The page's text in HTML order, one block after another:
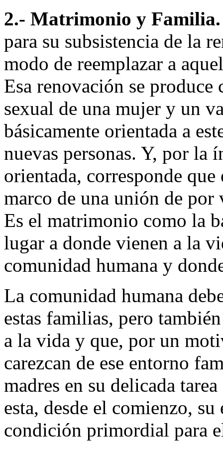
2.- Matrimonio y
para su subsistencia de la
modo de reemplazar a
Esa renovación se
sexual de una mujer y un
básicamente orientada a
nuevas personas. Y, por la
orientada, corresponde
marco de una unión de por
Es el matrimonio como la
lugar a donde vienen a la
comunidad humana y
La comunidad humana
estas familias, pero
a la vida y que, por un
carezcan de ese entorno
madres en su delicada
esta, desde el comienzo,
condición primordial para